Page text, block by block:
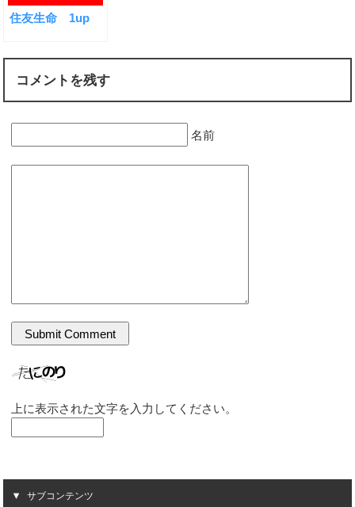
住友生命 1up
コメントを残す
名前
上に表示された文字を入力してください。
サブコンテンツ